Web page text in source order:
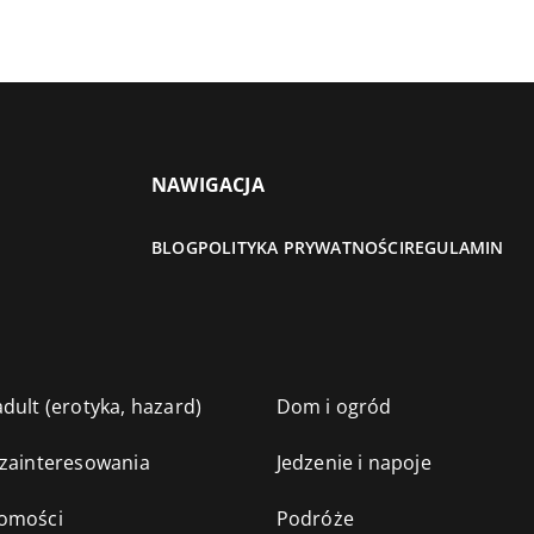
NAWIGACJA
BLOGPOLITYKA PRYWATNOŚCIREGULAMIN
(erotyka, hazard) Dom i ogród
Jedzenie i napoje
Podróże